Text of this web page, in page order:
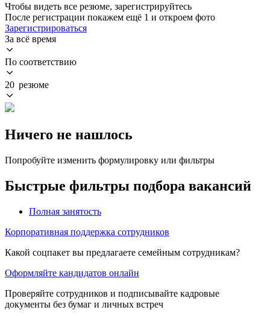
Чтобы видеть все резюме, зарегистрируйтесь
После регистрации покажем ещё 1 и откроем фото
Зарегистрироваться
За всё время
По соответствию
20 резюме
Ничего не нашлось
Попробуйте изменить формулировку или фильтры
Быстрые фильтры подбора вакансий
Полная занятость
Корпоративная поддержка сотрудников
Какой соцпакет вы предлагаете семейным сотрудникам?
Оформляйте кандидатов онлайн
Проверяйте сотрудников и подписывайте кадровые
документы без бумаг и личных встреч